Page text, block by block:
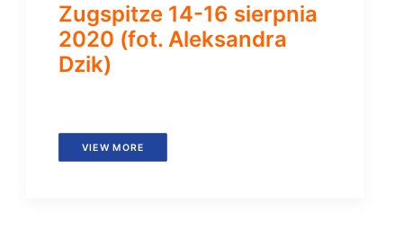
Zugspitze 14-16 sierpnia
2020 (fot. Aleksandra
Dzik)
VIEW MORE